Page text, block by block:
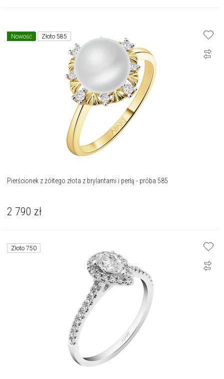
Nowość Złoto 585
Pierścionek z żółtego złota z brylantami i perłą - próba 585
2 790 zł
Złoto 750